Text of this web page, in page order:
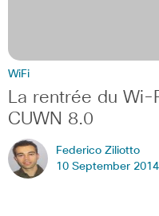
WiFi
La rentrée du Wi-
CUWN 8.0
Federico Ziliotto
10 September